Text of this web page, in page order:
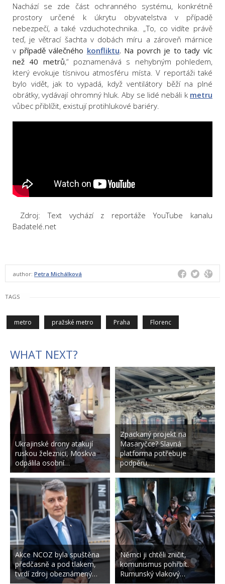
Nachází se zde část ochranného systému, konkrétně
prostory určené k úkrytu obyvatelstva v případě
nebezpečí, a také vzduchotechnika. „To, co vidíte právě
teď, je větrací šachta v dobách míru a zároveň márnice
v případě válečného konfliktu. Na povrch je to tady víc
než 40 metrů,“ poznamenává s nehybným pohledem,
který evokuje tísnivou atmosféru místa. V reportáži také
bylo vidět, jak to vypadá, když ventilátory běží na plné
obrátky, vydávají ohromný hluk. Aby se lidé nebáli k metru
vůbec přiblížit, existují protihlukové bariéry.
Zdroj: Text vychází z reportáže YouTube kanalu
Badatelé.net
author: Petra Michálková
TAGS
metro pražské metro Praha Florenc
WHAT NEXT?
Ukrajinské drony atakují
ruskou železnici, Moskva
odpálila osobní…
Akce NCOZ byla spuštěna
předčasně a pod tlakem,
tvrdí zdroj obeznámený…
Zpackaný projekt na
Masaryčce? Slavná
platforma potřebuje
podpěru,…
Němci ji chtěli zničit,
komunismus pohřbít.
Rumunský vlakový…